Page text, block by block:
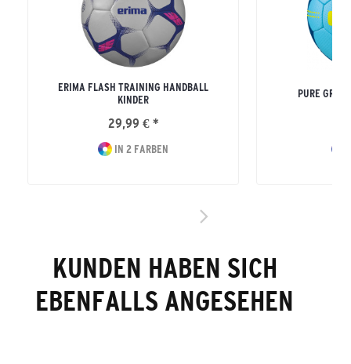
ERIMA FLASH TRAINING HANDBALL
KINDER
29,99 € *
IN 2 FARBEN
PURE GRIP
KUNDEN HABEN SICH
EBENFALLS ANGESEHEN